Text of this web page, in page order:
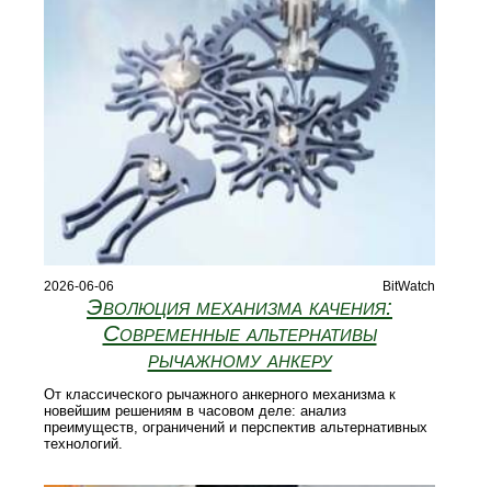
2026-06-06 BitWatch
Эволюция механизма качения:
Современные альтернативы
рычажному анкеру
От классического рычажного анкерного механизма к
новейшим решениям в часовом деле: анализ
преимуществ, ограничений и перспектив альтернативных
технологий.